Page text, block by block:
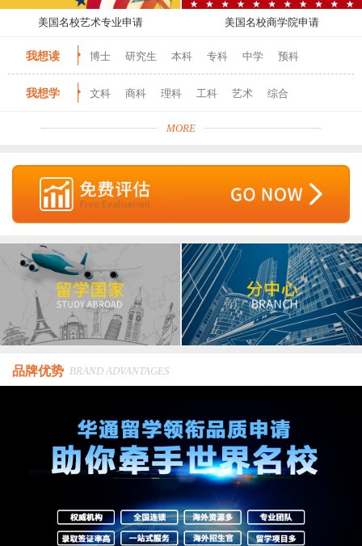
美国名校艺术专业申请 美国名校商学院申请
我想读 博士 研究生 本科 专科 中学 预科
我想学 文科 商科 理科 工科 艺术 综合
MORE
品牌优势 BRAND ADVANTAGES